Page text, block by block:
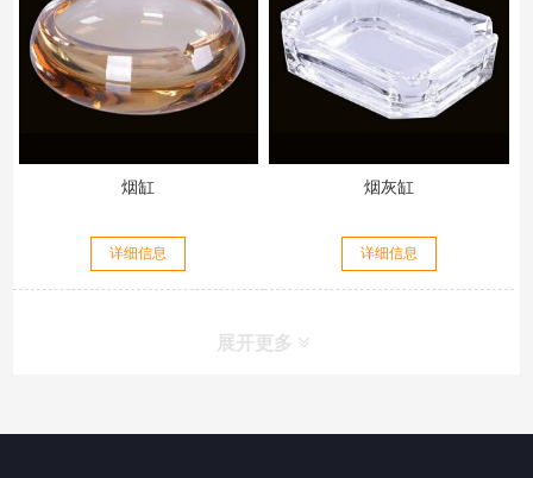
烟缸
详细信息
烟灰缸
详细信息
展开更多